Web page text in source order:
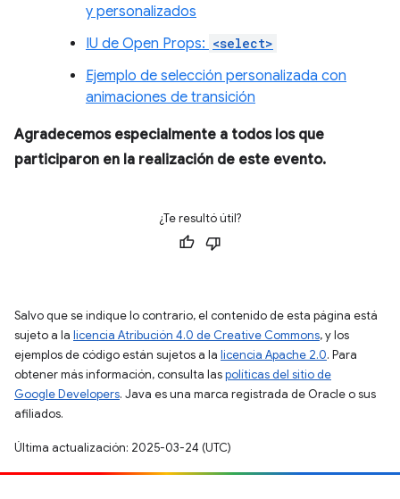
y personalizados
IU de Open Props: <select>
Ejemplo de selección personalizada con
animaciones de transición
Agradecemos especialmente a todos los que
participaron en la realización de este evento.
¿Te resultó útil?
Salvo que se indique lo contrario, el contenido de esta página está
sujeto a la licencia Atribución 4.0 de Creative Commons, y los
ejemplos de código están sujetos a la licencia Apache 2.0. Para
obtener más información, consulta laspolíticas del sitio de
Google Developers. Java es una marca registrada de Oracle o sus
afiliados.
Última actualización: 2025-03-24 (UTC)